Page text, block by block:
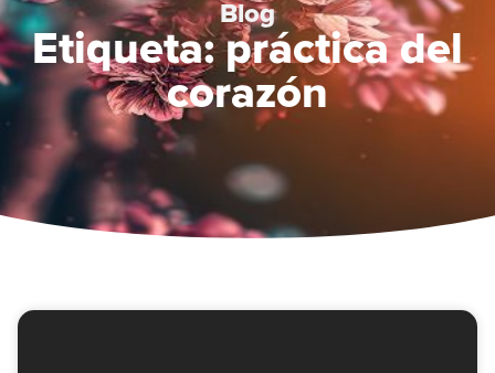
Blog
Etiqueta: práctica del
corazón